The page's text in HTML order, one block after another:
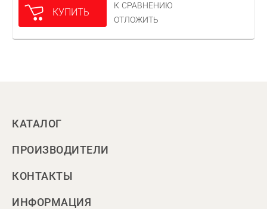
КУПИТЬ
К СРАВНЕНИЮ
ОТЛОЖИТЬ
КАТАЛОГ
ПРОИЗВОДИТЕЛИ
КОНТАКТЫ
ИНФОРМАЦИЯ